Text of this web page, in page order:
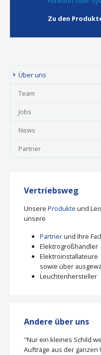
Zu den
Über uns
Team
Jobs
News
Partner
Vertriebsweg
Unsere Produkte und
unsere
Partnerund Ihre
Elektrogroßhändler
Elektroinstallateure
sowie über
Leuchtenhersteller
Andere über uns
"Nur ein kleines Schild
Aufträge aus der